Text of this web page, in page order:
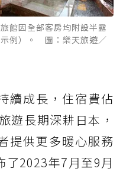
館因全部客房均附設半露
例）。 圖：樂天旅遊／
續成長，住宿費佔
遊長期深耕日本，
提供更多暖心服務
了2023年7月至9月